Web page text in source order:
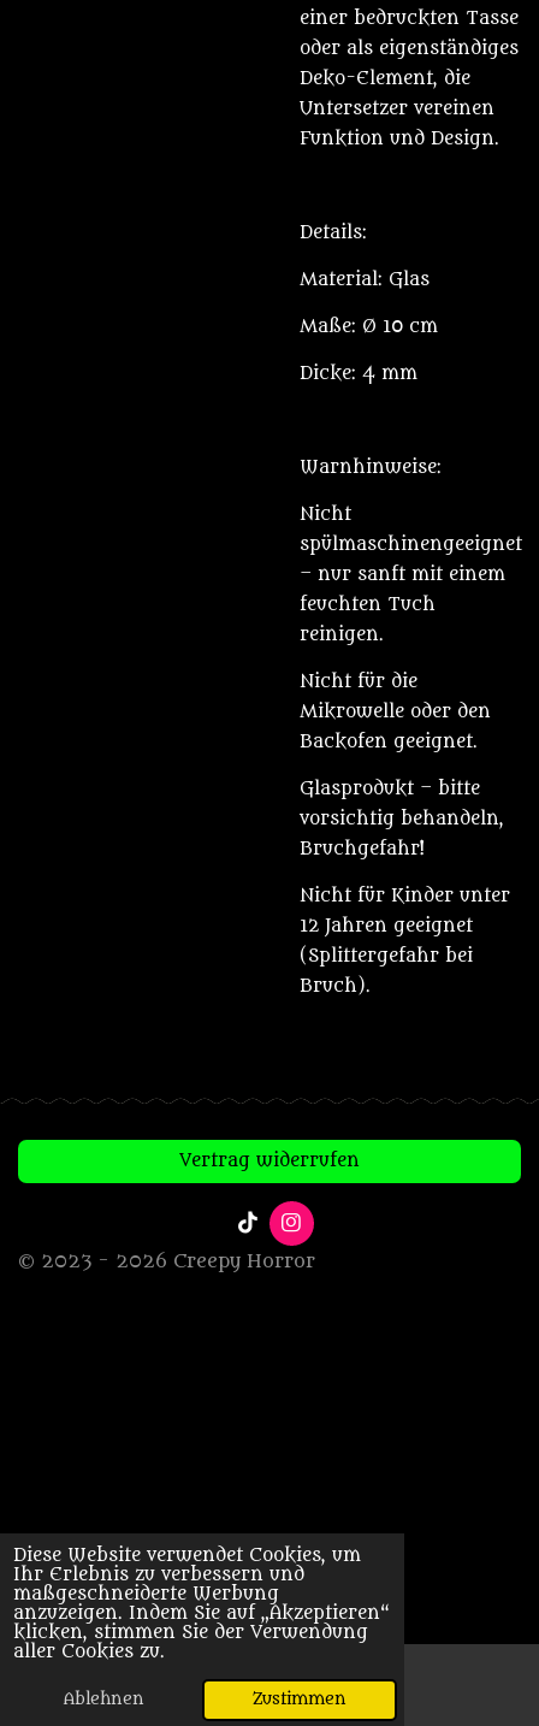
Diese Website verwendet Cookies, um
Ihr Erlebnis zu verbessern und
maßgeschneiderte Werbung
anzuzeigen. Indem Sie auf „Akzeptieren“
klicken, stimmen Sie der Verwendung
aller Cookies zu.
Ablehnen Zustimmen
einer bedruckten Tasse
oder als eigenständiges
Deko-Element, die
Untersetzer vereinen
Funktion und Design.
Details:
Material: Glas
Maße: Ø 10 cm
Dicke: 4 mm
Warnhinweise:
Nicht
spülmaschinengeeignet
– nur sanft mit einem
feuchten Tuch
reinigen.
Nicht für die
Mikrowelle oder den
Backofen geeignet.
Glasprodukt – bitte
vorsichtig behandeln,
Bruchgefahr!
Nicht für Kinder unter
12 Jahren geeignet
(Splittergefahr bei
Bruch).
Vertrag widerrufen
T
i
k
I
n
s
© 2023 - 2026 Creepy Horror